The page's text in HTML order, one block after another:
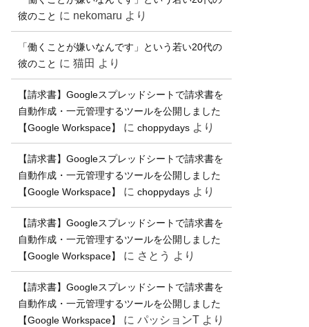
彼のこと に nekomaru より
「働くことが嫌いなんです」という若い20代の
彼のこと に 猫田 より
【請求書】Googleスプレッドシートで請求書を
自動作成・一元管理するツールを公開しました
【Google Workspace】
に choppydays より
【請求書】Googleスプレッドシートで請求書を
自動作成・一元管理するツールを公開しました
【Google Workspace】
に choppydays より
【請求書】Googleスプレッドシートで請求書を
自動作成・一元管理するツールを公開しました
【Google Workspace】
に さとう より
【請求書】Googleスプレッドシートで請求書を
自動作成・一元管理するツールを公開しました
【Google Workspace】
に パッションT より